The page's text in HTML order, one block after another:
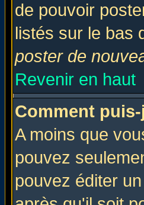
de pouvoir
listés sur le bas
poster de
Revenir en haut
Comment
A moins que
pouvez
pouvez éditer